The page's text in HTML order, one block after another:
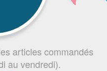
articles commandés
au vendredi).